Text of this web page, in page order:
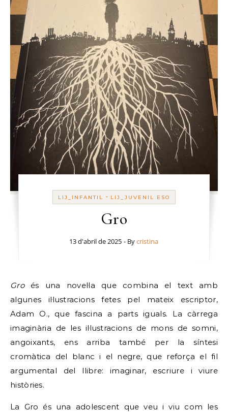
LIJ_INFANTIL - LIJ_JUVENIL ESO
Gro
13 d'abril de 2025 - Bycristina
Groés una novel·la que combina el text amb
algunes il·lustracions fetes pel mateix escriptor,
Adam O., que fascina a parts iguals. La càrrega
imaginària de les il·lustracions de mons de somni,
angoixants, ens arriba també per la síntesi
cromàtica del blanc i el negre, que reforça el fil
argumental del llibre: imaginar, escriure i viure
històries.
La Gro és una adolescent que veu i viu com les